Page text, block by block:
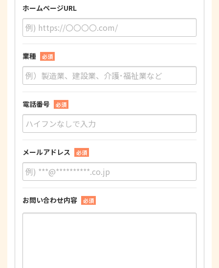
ホームページURL
業種 必須
電話番号 必須
メールアドレス 必須
お問い合わせ内容 必須